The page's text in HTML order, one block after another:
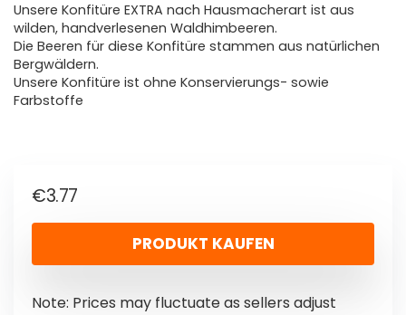
Unsere Konfitüre EXTRA nach Hausmacherart ist aus
wilden, handverlesenen Waldhimbeeren.
Die Beeren für diese Konfitüre stammen aus natürlichen
Bergwäldern.
Unsere Konfitüre ist ohne Konservierungs- sowie
Farbstoffe
€3.77
PRODUKT KAUFEN
Note: Prices may fluctuate as sellers adjust